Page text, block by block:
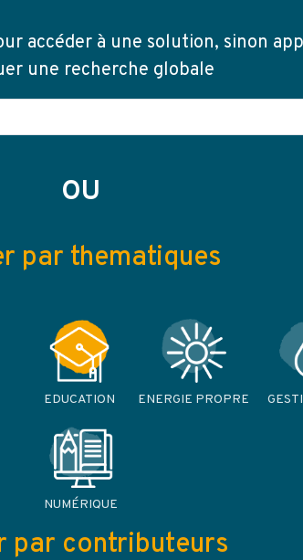
accéder à une solution, sinon
une recherche globale
OU
par thematiques
EDUCATION ENERGIE PROPRE
NUMÉRIQUE
par contributeurs